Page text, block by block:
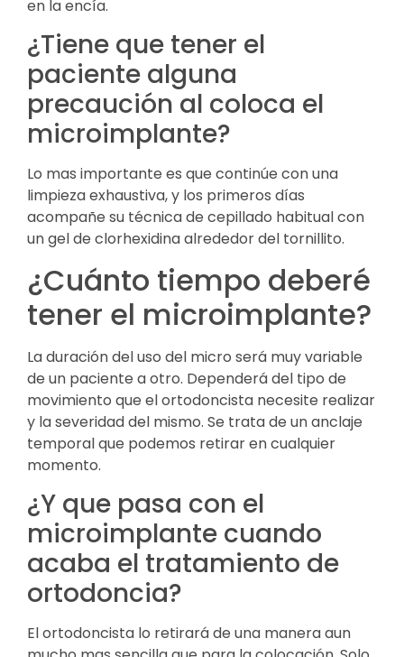
en la encía.
¿Tiene que tener el
paciente alguna
precaución al coloca el
microimplante?
Lo mas importante es que continúe con una
limpieza exhaustiva, y los primeros días
acompañe su técnica de cepillado habitual con
un gel de clorhexidina alrededor del tornillito.
¿Cuánto tiempo deberé
tener el microimplante?
La duración del uso del micro será muy variable
de un paciente a otro. Dependerá del tipo de
movimiento que el ortodoncista necesite realizar
y la severidad del mismo. Se trata de un anclaje
temporal que podemos retirar en cualquier
momento.
¿Y que pasa con el
microimplante cuando
acaba el tratamiento de
ortodoncia?
El ortodoncista lo retirará de una manera aun